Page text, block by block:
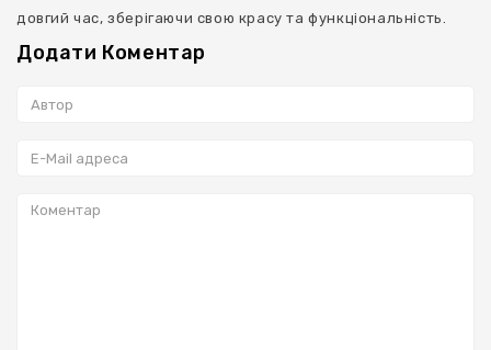
довгий час, зберігаючи свою красу та функціональність.
Додати Коментар